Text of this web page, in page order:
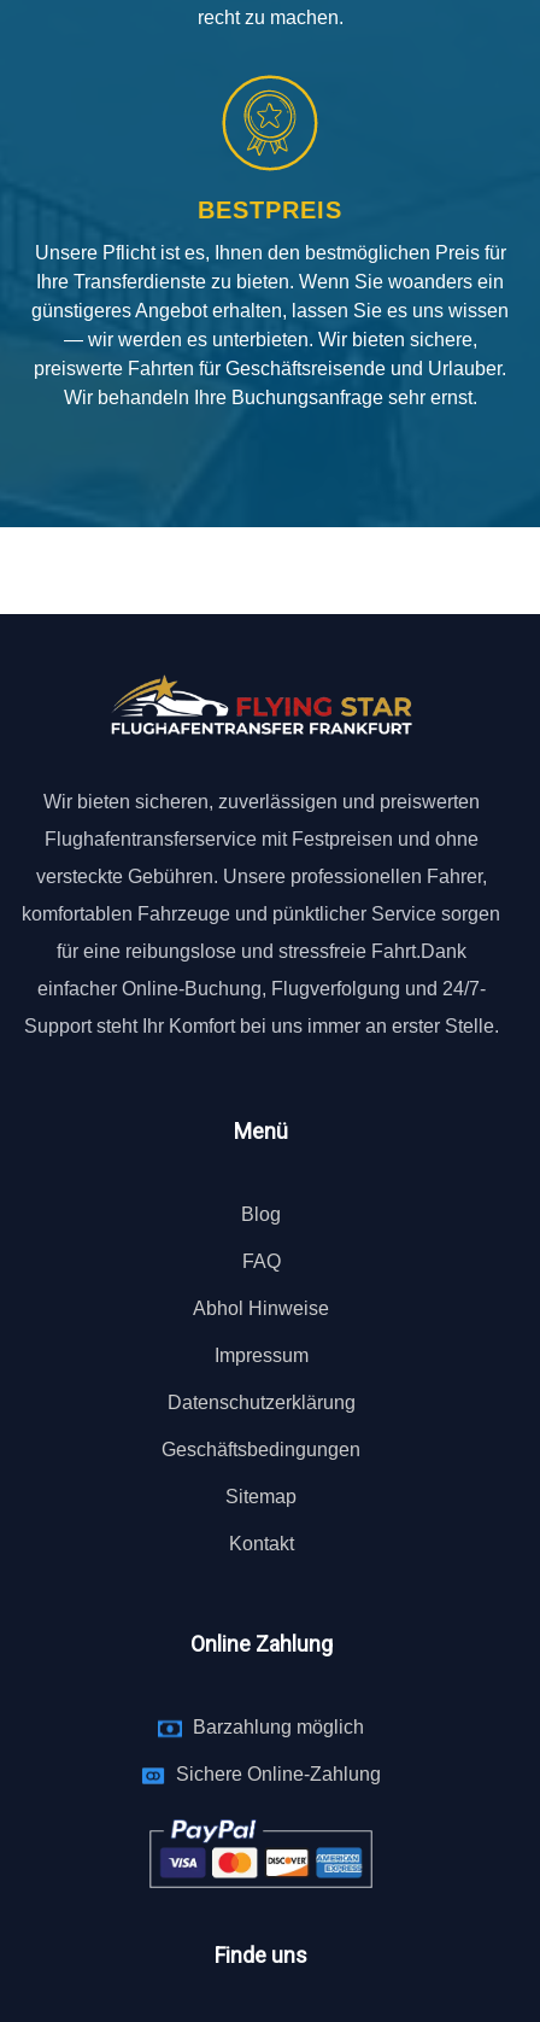
recht zu machen.
BESTPREIS
Unsere Pflicht ist es, Ihnen den bestmöglichen Preis für
Ihre Transferdienste zu bieten. Wenn Sie woanders ein
günstigeres Angebot erhalten, lassen Sie es uns wissen
— wir werden es unterbieten. Wir bieten sichere,
preiswerte Fahrten für Geschäftsreisende und Urlauber.
Wir behandeln Ihre Buchungsanfrage sehr ernst.
Wir bieten sicheren, zuverlässigen und preiswerten
Flughafentransferservice mit Festpreisen und ohne
versteckte Gebühren. Unsere professionellen Fahrer,
komfortablen Fahrzeuge und pünktlicher Service sorgen
für eine reibungslose und stressfreie Fahrt.Dank
einfacher Online-Buchung, Flugverfolgung und 24/7-
Support steht Ihr Komfort bei uns immer an erster Stelle.
Menü
Blog
FAQ
Abhol Hinweise
Impressum
Datenschutzerklärung
Geschäftsbedingungen
Sitemap
Kontakt
Online Zahlung
Barzahlung möglich
Sichere Online-Zahlung
Finde uns